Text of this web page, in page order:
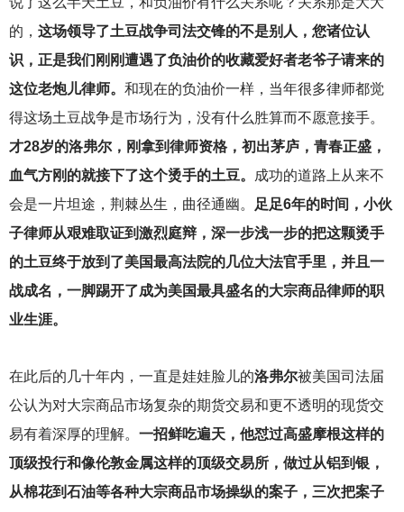
的， 这场领导了土豆战争司法交锋的不是别人，您诸位认
识，正是我们刚刚遭遇了负油价的收藏爱好者老爷子请来的
这位老炮儿律师。 和现在的负油价一样，当年很多律师都觉
得这场土豆战争是市场行为，没有什么胜算而不愿意接手。
才28岁的洛弗尔，刚拿到律师资格，初出茅庐，青春正盛，
血气方刚的就接下了这个烫手的土豆。
成功的道路上从来不
会是一片坦途，荆棘丛生，曲径通幽。
足足6年的时间，小伙
子律师从艰难取证到激烈庭辩，深一步浅一步的把这颗烫手
的土豆终于放到了美国最高法院的几位大法官手里，并且一
战成名，一脚踢开了成为美国最具盛名的大宗商品律师的职
业生涯。
在此后的几十年内，一直是娃娃脸儿的洛弗尔被美国司法届
公认为对大宗商品市场复杂的期货交易和更不透明的现货交
易有着深厚的理解。 一招鲜吃遍天，他怼过高盛摩根这样的
顶级投行和像伦敦金属这样的顶级交易所，做过从铝到银，
从棉花到石油等各种大宗商品市场操纵的案子，三次把案子